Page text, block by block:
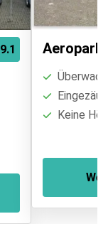
9.1 Aeropark
Keine